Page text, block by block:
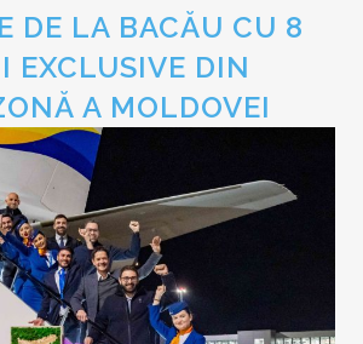
DE LA BACĂU CU 8
EXCLUSIVE DIN
A MOLDOVEI